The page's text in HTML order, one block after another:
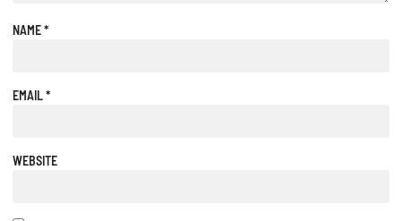
NAME*
EMAIL*
WEBSITE